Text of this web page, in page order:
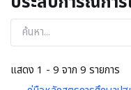
แสดง 1 - 9 จาก 9 รายการ